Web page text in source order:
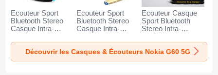
Ecouteur Sport
Bluetooth Stereo
Casque Intra-
Oreillette H52 pour
Nokia G60 5G Noir
Ecouteur Sport
Bluetooth Stereo
Casque Intra-
Oreillette H51 pour
Nokia G60 5G Or
Ecouteur Casque
Sport Bluetooth
Stereo Intra-
Oreillette H53 pour
Nokia G60 5G Noir
Découvrir les Casques & Écouteurs Nokia G60 5G